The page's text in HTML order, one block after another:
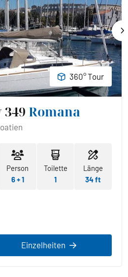
349 Romana
Person
6 + 1
Toilette
1
Länge
34 ft
360° Tour
Einzelheiten